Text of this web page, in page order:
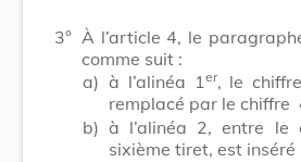
3° À l’article 4, le
comme suit :
a) à l’alinéa 1 er, le chiffre
remplacé par le chiffre
b) à l’alinéa 2, entre le
sixième tiret, est